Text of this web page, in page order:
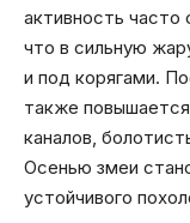
активность
что в сильную
и под корягами.
также
каналов,
Осенью змеи
устойчивого